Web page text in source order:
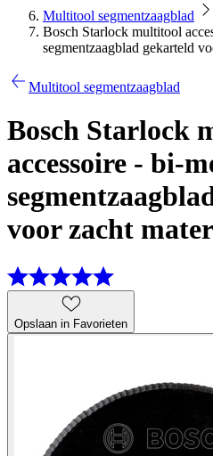
Multitool segmentzaagblad
Bosch Starlock multitool
segmentzaagblad gekarteld
Multitool segmentzaagblad
Bosch Starlock
accessoire - bi-
voor zacht
Opslaan in Favorieten